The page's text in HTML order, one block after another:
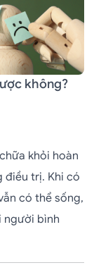
không?
khỏi hoàn
điều trị. Khi có
có thể sống,
người bình